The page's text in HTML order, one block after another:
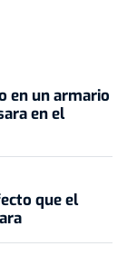
en un armario
en el
que el